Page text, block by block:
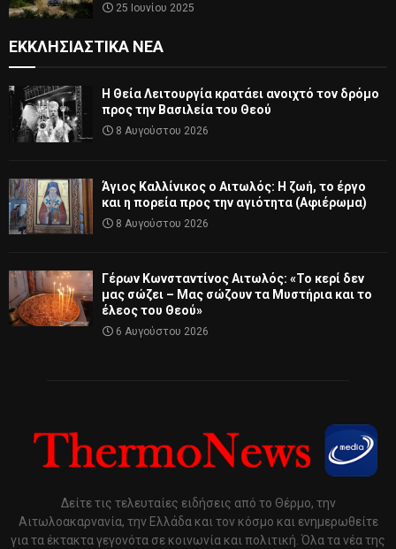
25 Ιουνίου 2025
ΕΚΚΛΗΣΙΑΣΤΙΚΆ ΝΈΑ
Η Θεία Λειτουργία κρατάει ανοιχτό τον δρόμο
προς την Βασιλεία του Θεού
8 Αυγούστου 2026
Άγιος Καλλίνικος ο Αιτωλός: Η ζωή, το έργο
και η πορεία προς την αγιότητα (Αφιέρωμα)
8 Αυγούστου 2026
Γέρων Κωνσταντίνος Αιτωλός: «Το κερί δεν
μας σώζει – Μας σώζουν τα Μυστήρια και το
έλεος του Θεού»
6 Αυγούστου 2026
Δείτε τις τελευταίες ειδήσεις από το Θέρμο, την
Αιτωλοακαρνανία, την Ελλάδα και τον κόσμο και ενημερωθείτε
για τα έκτακτα γεγονότα σε κοινωνία και πολιτική. Όλα τα νέα της